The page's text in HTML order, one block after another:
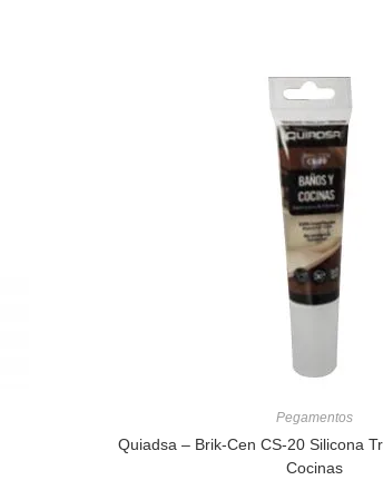
Pegamentos
Quiadsa – Brik-Cen CS-20 Silicona
Cocinas